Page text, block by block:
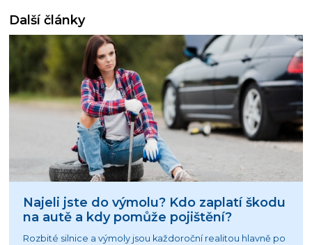
Další články
Najeli jste do výmolu? Kdo zaplatí škodu
na autě a kdy pomůže pojištění?
Rozbité silnice a výmoly jsou každoroční realitou hlavně po